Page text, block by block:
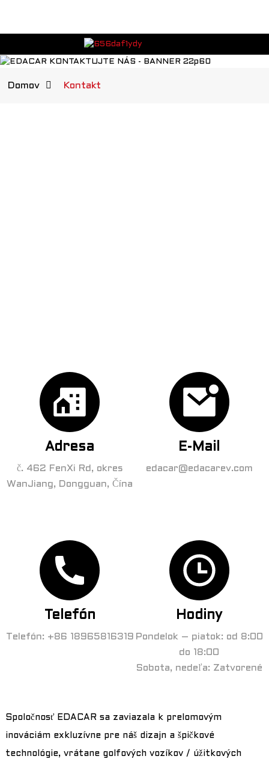
Domov Kontakt
Adresa
č. 462 FenXi Rd, okres
WanJiang, Dongguan, Čína
E-Mail
edacar@edacarev.com
Telefón
Telefón: +86 18965816319
Hodiny
Pondelok – piatok: od 8:00
do 18:00
Sobota, nedeľa: Zatvorené
Spoločnosť EDACAR sa zaviazala k prelomovým
inováciám exkluzívne pre náš dizajn a špičkové
technológie, vrátane golfových vozíkov / úžitkových